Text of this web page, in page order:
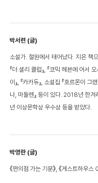
박서련 (글)
소설가. 철원에서 태어났다. 지은 책으
『더 셜리 클럽』, 『코믹 헤븐에 어서
이』, 『카카듀』, 소설집 『호르몬이 그
나, 마들렌』 등이 있다. 2018년 한
년 이상문학상 우수상 등을 받았다.
박영란 (글)
《편의점 가는 기분》, 《게스트하우스